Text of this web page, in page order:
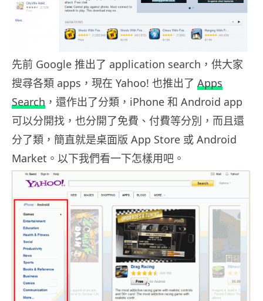
先前 Google 推出了 application search，供大家
搜尋各類 apps，現在 Yahoo! 也推出了 Apps
Search ，還作出了分類，iPhone 和 Android app
可以分開找，也分開了免費、付費等分別，而且還
分了類，簡直就是桌面版 App Store 或 Android
Market。以下我們看一下怎樣用吧。